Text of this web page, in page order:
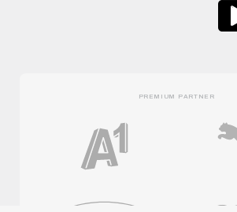
PREMIUM PARTNER